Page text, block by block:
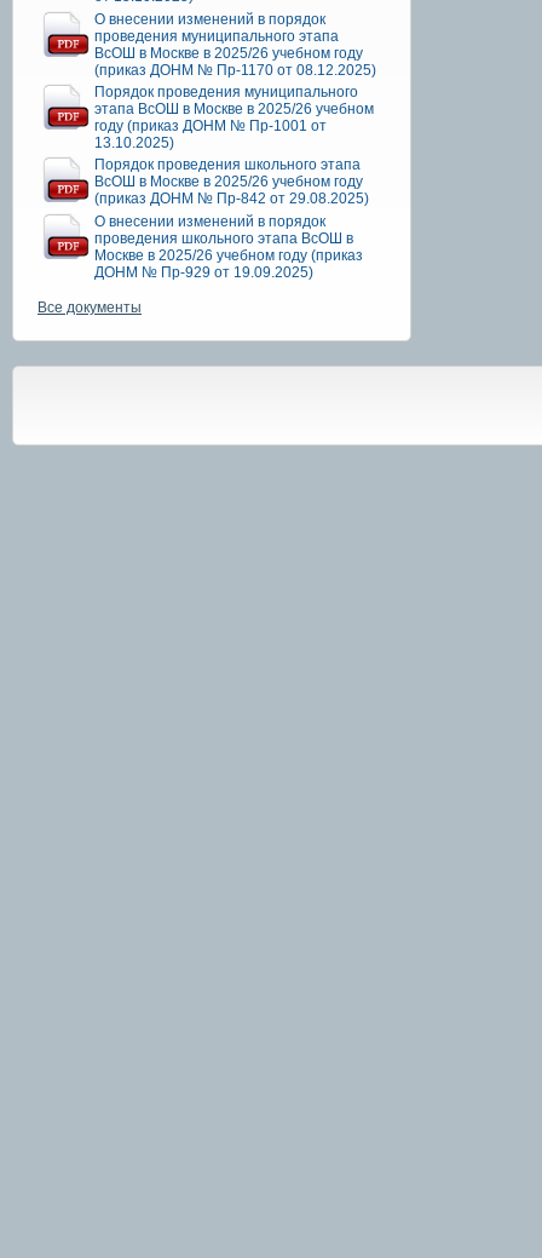
О внесении изменений в порядок
проведения муниципального этапа
ВсОШ в Москве в 2025/26 учебном году
(приказ ДОНМ № Пр-1170 от 08.12.2025)
Порядок проведения муниципального
этапа ВсОШ в Москве в 2025/26 учебном
году (приказ ДОНМ № Пр-1001 от
13.10.2025)
Порядок проведения школьного этапа
ВсОШ в Москве в 2025/26 учебном году
(приказ ДОНМ № Пр-842 от 29.08.2025)
О внесении изменений в порядок
проведения школьного этапа ВсОШ в
Москве в 2025/26 учебном году (приказ
ДОНМ № Пр-929 от 19.09.2025)
Все документы